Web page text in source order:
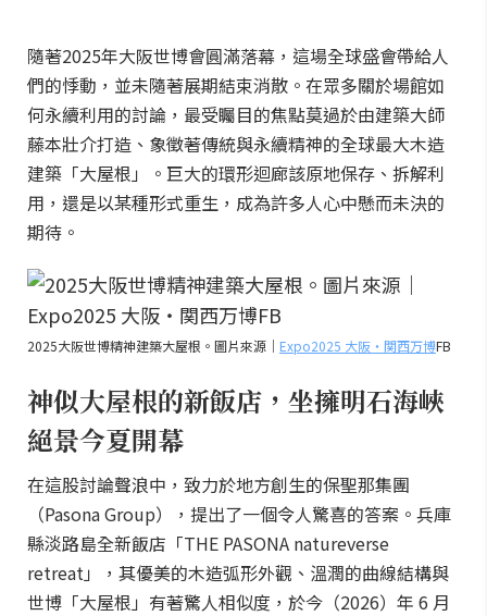
隨著2025年大阪世博會圓滿落幕，這場全球盛會帶給人
們的悸動，並未隨著展期結束消散。在眾多關於場館如
何永續利用的討論，最受矚目的焦點莫過於由建築大師
藤本壯介打造、象徵著傳統與永續精神的全球最大木造
建築「大屋根」。巨大的環形迴廊該原地保存、拆解利
用，還是以某種形式重生，成為許多人心中懸而未決的
期待。
2025大阪世博精神建築大屋根。圖片來源｜ Expo2025 大阪・関西万博FB
神似大屋根的新飯店，坐擁明石海峽
絕景今夏開幕
在這股討論聲浪中，致力於地方創生的保聖那集團
（Pasona Group），提出了一個令人驚喜的答案。兵庫
縣淡路島全新飯店「THE PASONA natureverse
retreat」，其優美的木造弧形外觀、溫潤的曲線結構與
世博「大屋根」有著驚人相似度，於今（2026）年 6 月